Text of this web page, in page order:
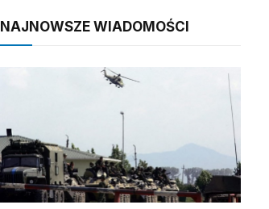
NAJNOWSZE WIADOMOŚCI